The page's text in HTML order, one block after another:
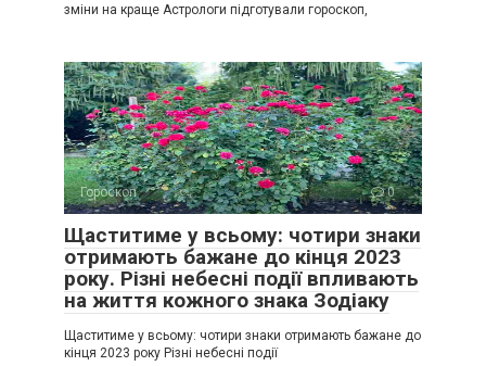
зміни на краще Астрологи підготували гороскоп,
Гороскоп 0
Щаститиме у всьому: чотири знаки
отримають бажане до кінця 2023
року. Різні небесні події впливають
на життя кожного знака Зодіаку
Щаститиме у всьому: чотири знаки отримають бажане до
кінця 2023 року Різні небесні події